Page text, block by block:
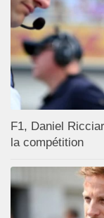
F1, Daniel
la compétition